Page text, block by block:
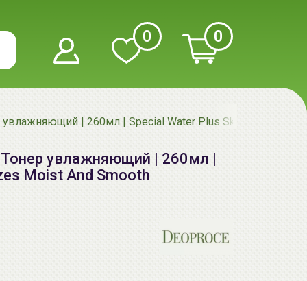
0 0
увлажняющий | 260мл | Special Water Plus Skin Realizes
Тонер увлажняющий | 260мл |
Moist And Smooth